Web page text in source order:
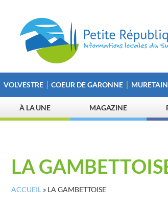
VOLVESTRE COEUR DE GARONNE
À LA UNE MAGAZINE
LA
ACCUEIL » LA GAMBETTOISE